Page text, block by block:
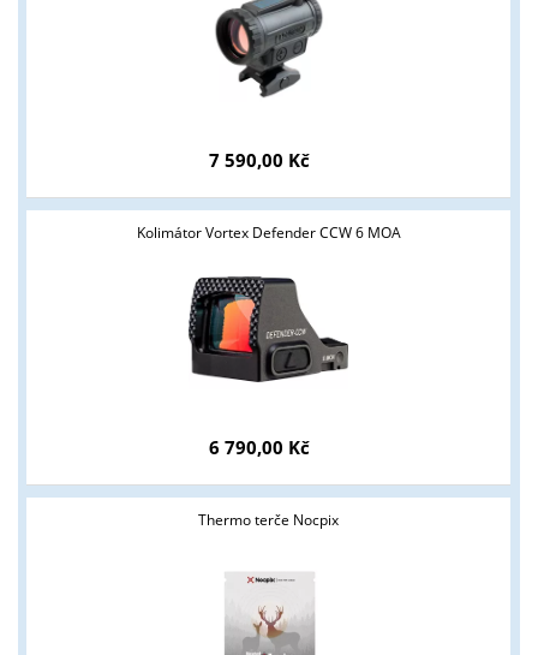
7 590,00 Kč
Kolimátor Vortex Defender CCW 6 MOA
6 790,00 Kč
Thermo terče Nocpix